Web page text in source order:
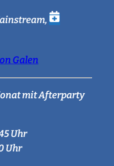
,
Galen
mit Afterparty
Uhr
Uhr